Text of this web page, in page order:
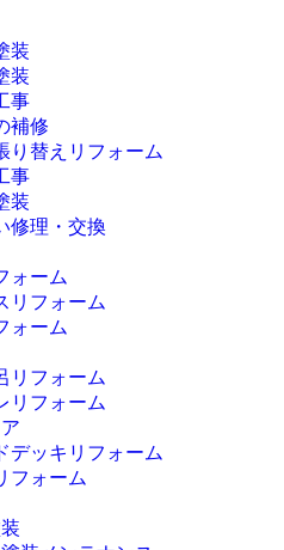
装
装
事
補修
り替えリフォーム
事
装
修理・交換
ォーム
リフォーム
ォーム
リフォーム
リフォーム
デッキリフォーム
フォーム